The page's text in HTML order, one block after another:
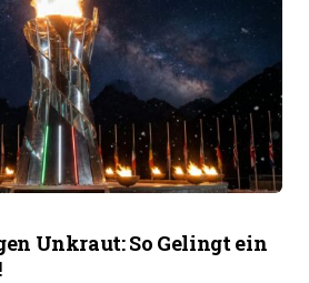
Unkraut: So Gelingt ein